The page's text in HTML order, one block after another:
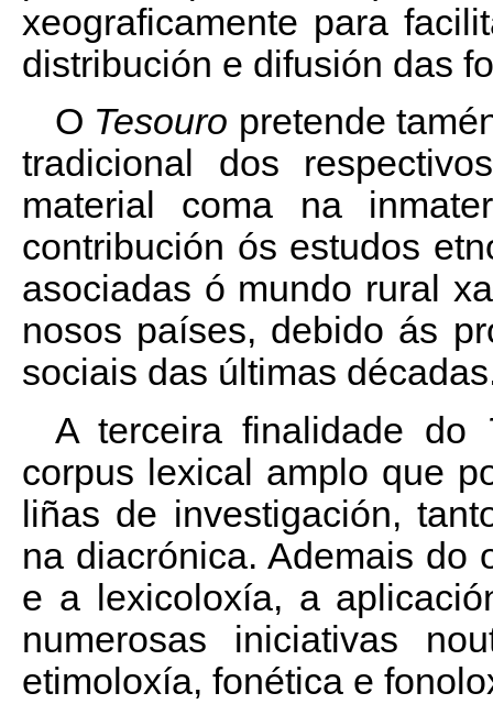
xeograficamente para
distribución e difusión das
O Tesouro pretende
tradicional dos
material coma na
contribución ós estudos
asociadas ó mundo rural
nosos países, debido ás
sociais das últimas
A terceira finalidade do
corpus lexical amplo que
liñas de investigación,
na diacrónica. Ademais do
e a lexicoloxía, a
numerosas iniciativas
etimoloxía, fonética e